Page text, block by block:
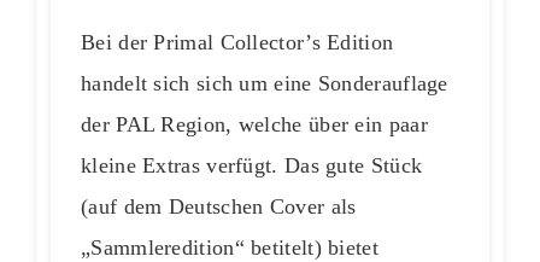
Bei der Primal Collector’s Edition
handelt sich sich um eine Sonderauflage
der PAL Region, welche über ein paar
kleine Extras verfügt. Das gute Stück
(auf dem Deutschen Cover als
„Sammleredition“ betitelt) bietet